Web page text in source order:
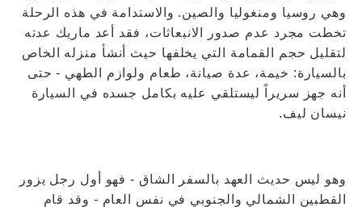
وهي روسيا ومنغوليا والصين. والاستدامة في هذه الرحلة
تخطت مجرد عدم صدور الانبعاثات، فقد أعد ماريك عدته
لتقليل حجم القمامة التي يخلفها حيث أنشأ منزله الخاص
بالسيارة: خيمة، عدة صيانة، طعام ولوازم الطهي - حتى
أنه جهز سريراً ليستلقي عليه بكامل جسده في السيارة
نيسان ليف.
وهو ليس حديث العهد بالسفر الشاق - فهو أول رجل يزور
القطبين الشمالي والجنوبي في نفس العام - وقد قام